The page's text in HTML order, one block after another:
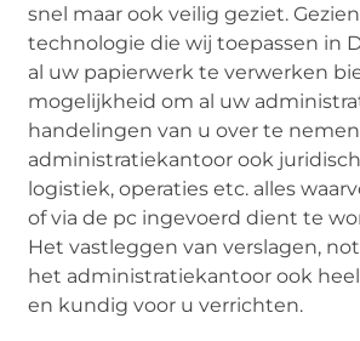
snel maar ook veilig geziet.
technologie die wij toepassen in
al uw papierwerk te verwerken
mogelijkheid om al uw
handelingen van u over te
administratiekantoor ook
logistiek, operaties etc. alles
of via de pc ingevoerd dient te
Het vastleggen van verslagen,
het administratiekantoor ook
en kundig voor u verrichten.